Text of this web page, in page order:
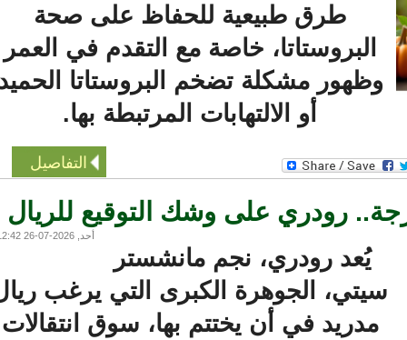
طرق طبيعية للحفاظ على صحة
البروستاتا، خاصة مع التقدم في العمر
وظهور مشكلة تضخم البروستاتا الحميد
أو الالتهابات المرتبطة بها.
التفاصيل
رودري على وشك التوقيع للريال
يُعد رودري، نجم مانشستر
سيتي، الجوهرة الكبرى التي يرغب ريال
مدريد في أن يختتم بها، سوق انتقالات